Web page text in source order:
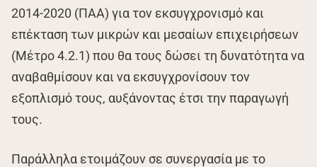
2014-2020 (ΠΑΑ) για τον εκσυγχρονισμό και
επέκταση των μικρών και μεσαίων επιχειρήσεων
(Μέτρο 4.2.1) που θα τους δώσει τη δυνατότητα να
αναβαθμίσουν και να εκσυγχρονίσουν τον
εξοπλισμό τους, αυξάνοντας έτσι την παραγωγή
τους.
Παράλληλα ετοιμάζουν σε συνεργασία με το